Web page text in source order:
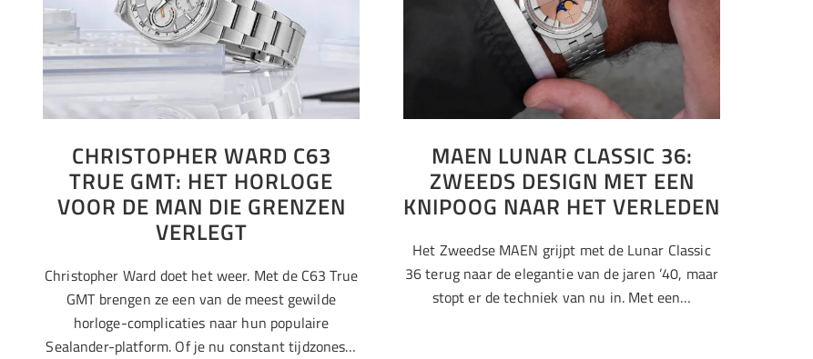
CHRISTOPHER WARD C63
TRUE GMT: HET HORLOGE
VOOR DE MAN DIE GRENZEN
VERLEGT
Christopher Ward doet het weer. Met de C63 True
GMT brengen ze een van de meest gewilde
horloge-complicaties naar hun populaire
Sealander-platform. Of je nu constant tijdzones…
MAEN LUNAR CLASSIC 36:
ZWEEDS DESIGN MET EEN
KNIPOOG NAAR HET VERLEDEN
Het Zweedse MAEN grijpt met de Lunar Classic
36 terug naar de elegantie van de jaren ’40, maar
stopt er de techniek van nu in. Met een…